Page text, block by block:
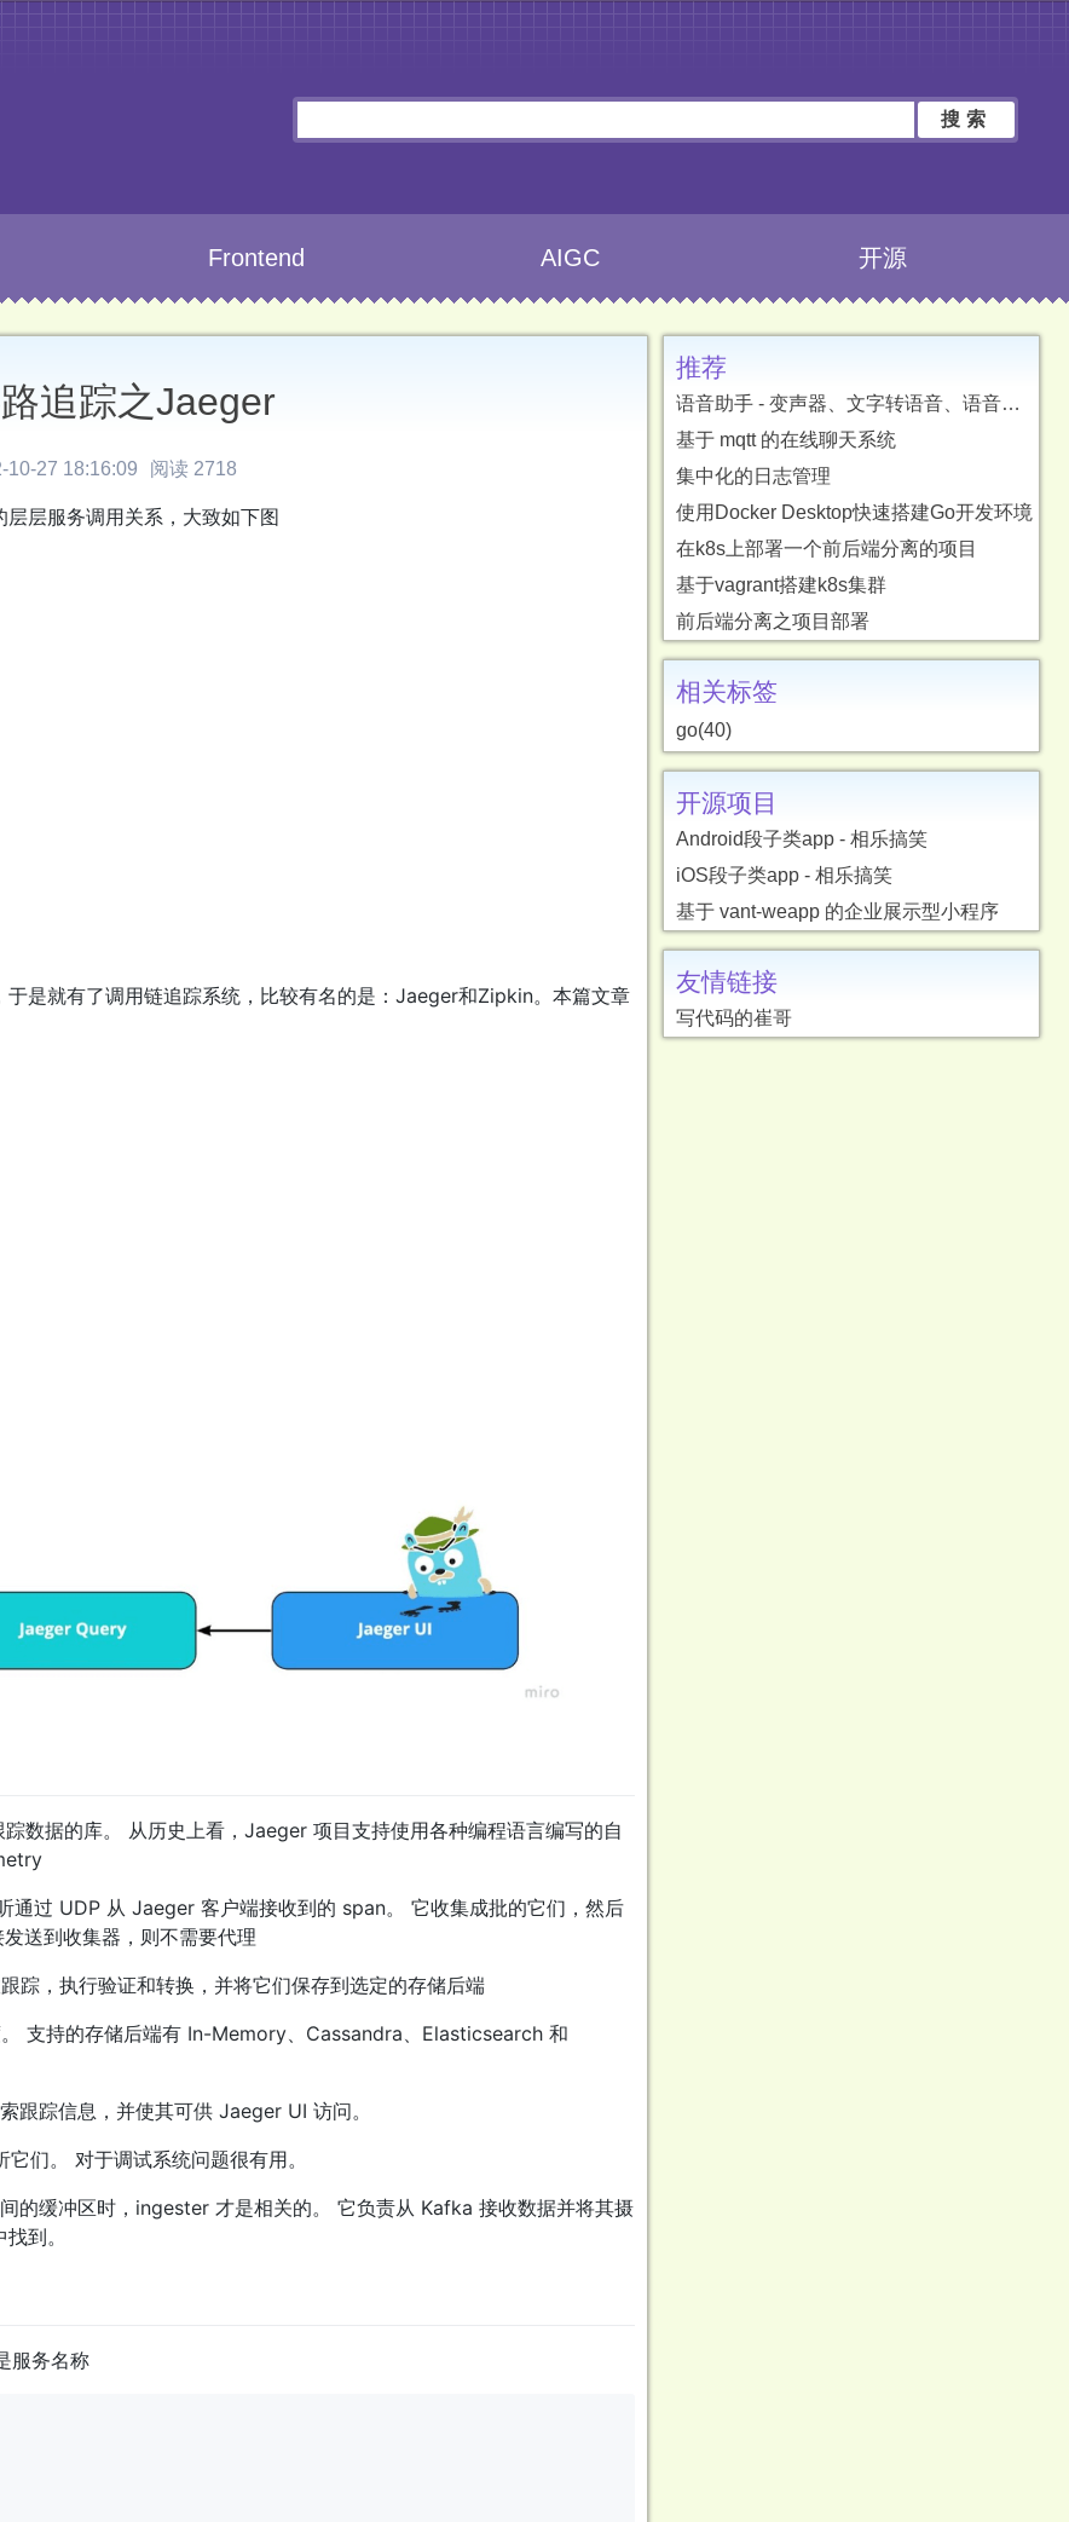
搜索
Frontend AIGC 开源
追踪之Jaeger
10-27 18:16:09 阅读 2718
层服务调用关系，大致如下图
是就有了调用链追踪系统，比较有名的是：Jaeger和Zipkin。本篇文章
数据的库。 从历史上看，Jaeger 项目支持使用各种编程语言编写的自
通过 UDP 从 Jaeger 客户端接收到的 span。 它收集成批的它们，然后
送到收集器，则不需要代理
踪，执行验证和转换，并将它们保存到选定的存储后端
支持的存储后端有 In-Memory、Cassandra、Elasticsearch 和
跟踪信息，并使其可供 Jaeger UI 访问。
们。 对于调试系统问题很有用。
的缓冲区时，ingester 才是相关的。 它负责从 Kafka 接收数据并将其摄
到。
服务名称
推荐
语音助手 - 变声器、文字转语音、语音转文字、字幕翻译
基于 mqtt 的在线聊天系统
集中化的日志管理
使用Docker Desktop快速搭建Go开发环境
在k8s上部署一个前后端分离的项目
基于vagrant搭建k8s集群
前后端分离之项目部署
相关标签
go(40)
开源项目
Android段子类app - 相乐搞笑
iOS段子类app - 相乐搞笑
基于 vant-weapp 的企业展示型小程序
友情链接
写代码的崔哥